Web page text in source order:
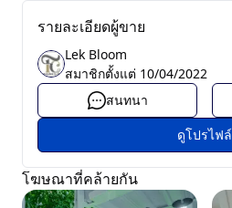
รายละเอียดผู้ขาย
Lek Bloom
สมาชิกตั้งแต่ 10/04/2022
สนทนา
ดูโปรไฟล์
โฆษณาที่คล้ายกัน